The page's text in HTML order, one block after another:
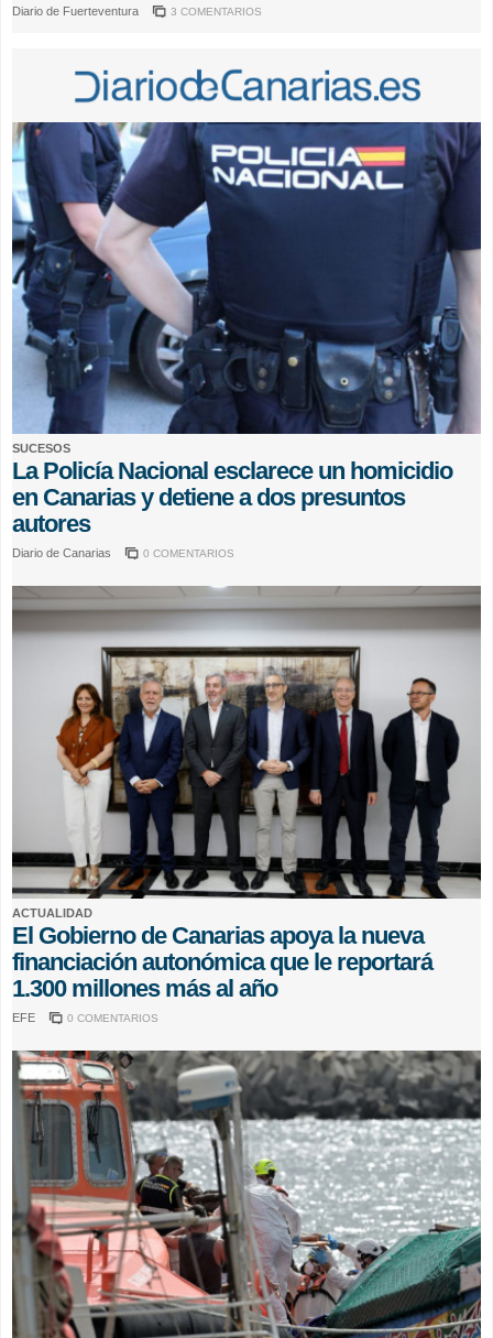
Diario de Fuerteventura 3 COMENTARIOS
SUCESOS
La Policía Nacional esclarece un homicidio
en Canarias y detiene a dos presuntos
autores
Diario de Canarias 0 COMENTARIOS
ACTUALIDAD
El Gobierno de Canarias apoya la nueva
financiación autonómica que le reportará
1.300 millones más al año
EFE 0 COMENTARIOS